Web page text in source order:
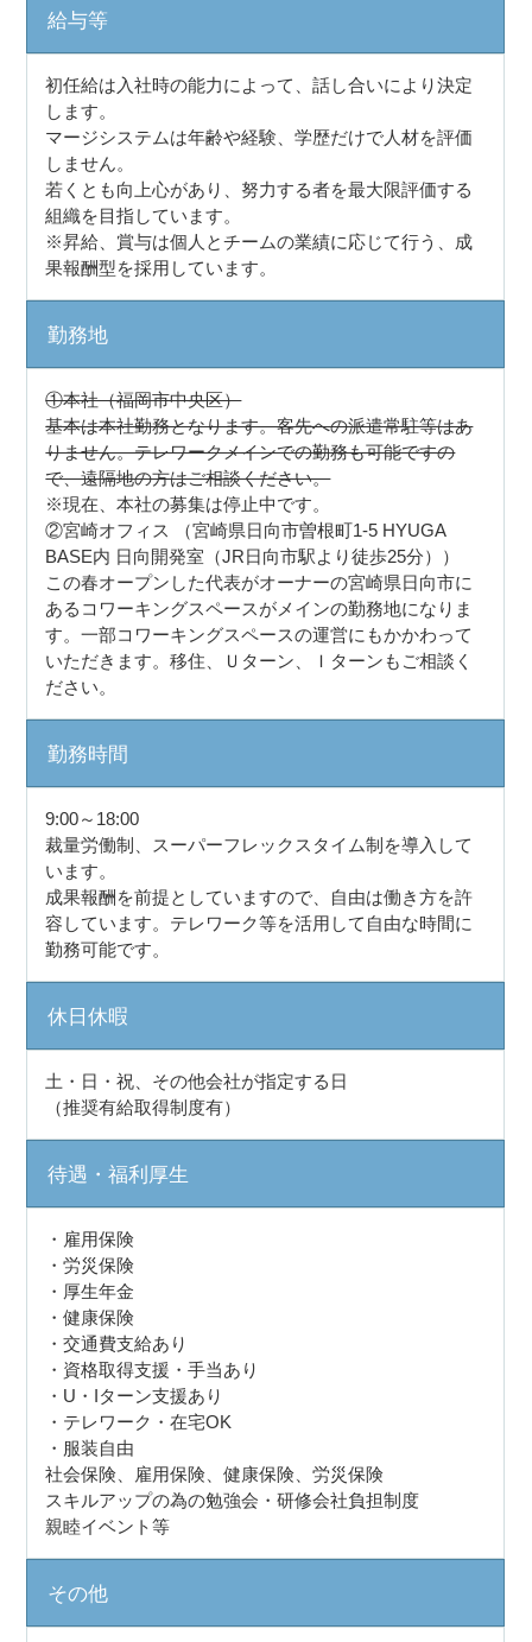
給与等
初任給は入社時の能力によって、話し合いにより決定
します。
マージシステムは年齢や経験、学歴だけで人材を評価
しません。
若くとも向上心があり、努力する者を最大限評価する
組織を目指しています。
※昇給、賞与は個人とチームの業績に応じて行う、成
果報酬型を採用しています。
勤務地
①本社（福岡市中央区）
基本は本社勤務となります。客先への派遣常駐等はあ
りません。テレワークメインでの勤務も可能ですの
で、遠隔地の方はご相談ください。
※現在、本社の募集は停止中です。
②宮崎オフィス （宮崎県日向市曽根町1-5 HYUGA
BASE内 日向開発室（JR日向市駅より徒歩25分））
この春オープンした代表がオーナーの宮崎県日向市に
あるコワーキングスペースがメインの勤務地になりま
す。一部コワーキングスペースの運営にもかかわって
いただきます。移住、Ｕターン、Ｉターンもご相談く
ださい。
勤務時間
9:00～18:00
裁量労働制、スーパーフレックスタイム制を導入して
います。
成果報酬を前提としていますので、自由は働き方を許
容しています。テレワーク等を活用して自由な時間に
勤務可能です。
休日休暇
土・日・祝、その他会社が指定する日
（推奨有給取得制度有）
待遇・福利厚生
・雇用保険
・労災保険
・厚生年金
・健康保険
・交通費支給あり
・資格取得支援・手当あり
・U・Iターン支援あり
・テレワーク・在宅OK
・服装自由
社会保険、雇用保険、健康保険、労災保険
スキルアップの為の勉強会・研修会社負担制度
親睦イベント等
その他